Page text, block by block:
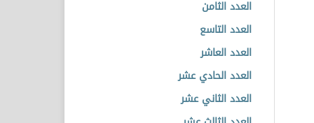
العدد الثامن
العدد التاسع
العدد العاشر
العدد الحادي عشر
العدد الثاني عشر